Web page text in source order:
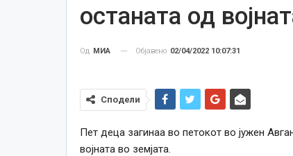
останата од
Од МИА Објавено 02/04/2022 10:07:31
Сподели
Пет деца загинаа во петокот во јужен
војната во земјата.